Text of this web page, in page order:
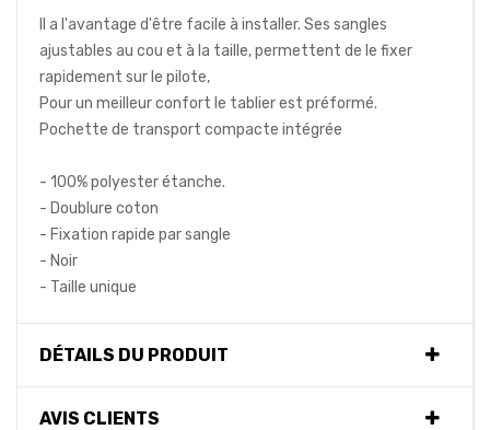
Il a l'avantage d'être facile à installer. Ses sangles
ajustables au cou et à la taille, permettent de le fixer
rapidement sur le pilote,
Pour un meilleur confort le tablier est préformé.
Pochette de transport compacte intégrée
- 100% polyester étanche.
- Doublure coton
- Fixation rapide par sangle
- Noir
- Taille unique
DÉTAILS DU PRODUIT
AVIS CLIENTS